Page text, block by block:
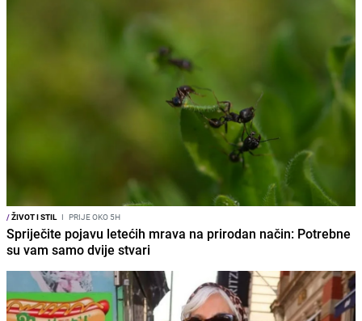
/ŽIVOT I STIL I PRIJE OKO 5H
Spriječite pojavu letećih mrava na prirodan način: Potrebne
su vam samo dvije stvari